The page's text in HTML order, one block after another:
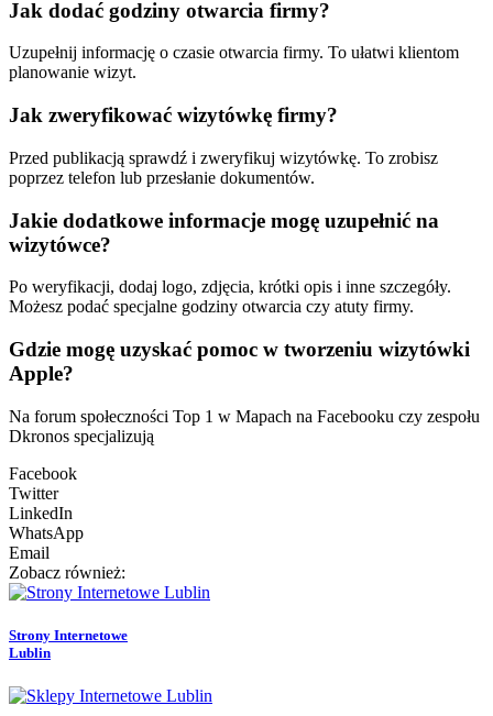
Jak dodać godziny otwarcia firmy?
Uzupełnij informację o czasie otwarcia firmy. To ułatwi klientom
planowanie wizyt.
Jak zweryfikować wizytówkę firmy?
Przed publikacją sprawdź i zweryfikuj wizytówkę. To zrobisz
poprzez telefon lub przesłanie dokumentów.
Jakie dodatkowe informacje mogę uzupełnić na
wizytówce?
Po weryfikacji, dodaj logo, zdjęcia, krótki opis i inne szczegóły.
Możesz podać specjalne godziny otwarcia czy atuty firmy.
Gdzie mogę uzyskać pomoc w tworzeniu wizytówki
Apple?
Na forum społeczności Top 1 w Mapach na Facebooku czy zespołu
Dkronos specjalizują
Facebook
Twitter
LinkedIn
WhatsApp
Email
Zobacz również:
Strony Internetowe
Lublin